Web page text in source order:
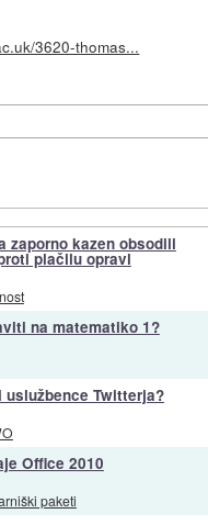
3620-thomas...
zaporno kazen obsodili
plačilu opravl
na matematiko 1?
Twitterja?
Office 2010
paketi